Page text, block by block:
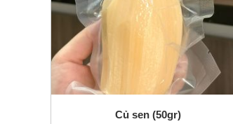
Củ sen (50gr)